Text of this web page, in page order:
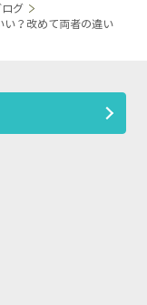
グ
い？改めて両者の違い